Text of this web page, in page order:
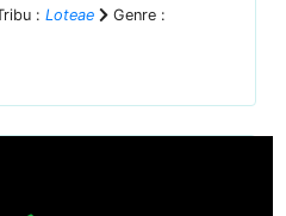
: Loteae
Genre :